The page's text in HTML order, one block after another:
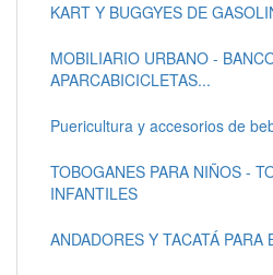
KART Y BUGGYES DE
MOBILIARIO URBANO -
APARCABICICLETAS...
Puericultura y accesorios de
TOBOGANES PARA NIÑOS -
INFANTILES
ANDADORES Y TACATÁ PARA